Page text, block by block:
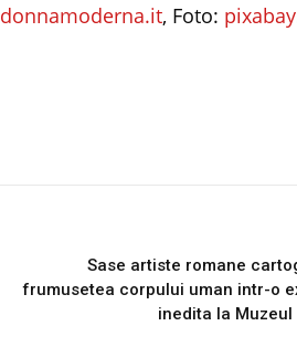
donnamoderna.it, Foto:
Sase artiste romane
frumusetea corpului uman intr-o
inedita la